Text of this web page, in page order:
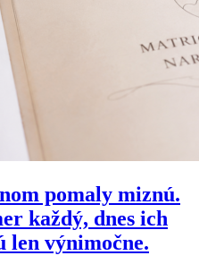
pomaly miznú.
každý, dnes ich
výnimočne.